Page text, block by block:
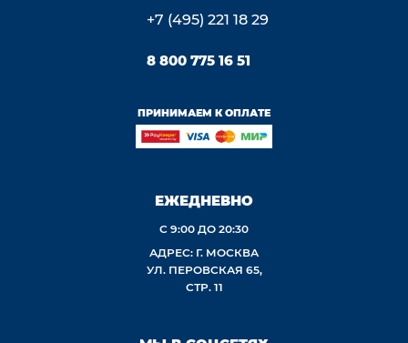
+7 (495) 221 18 29
8 800 775 16 51
ПРИНИМАЕМ К ОПЛАТЕ
ЕЖЕДНЕВНО
С 9:00 ДО 20:30
АДРЕС: Г. МОСКВА
УЛ. ПЕРОВСКАЯ 65,
СТР. 11